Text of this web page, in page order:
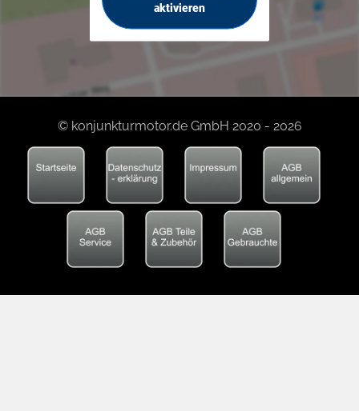
aktivieren
© konjunkturmotor.de GmbH 2020 - 2026